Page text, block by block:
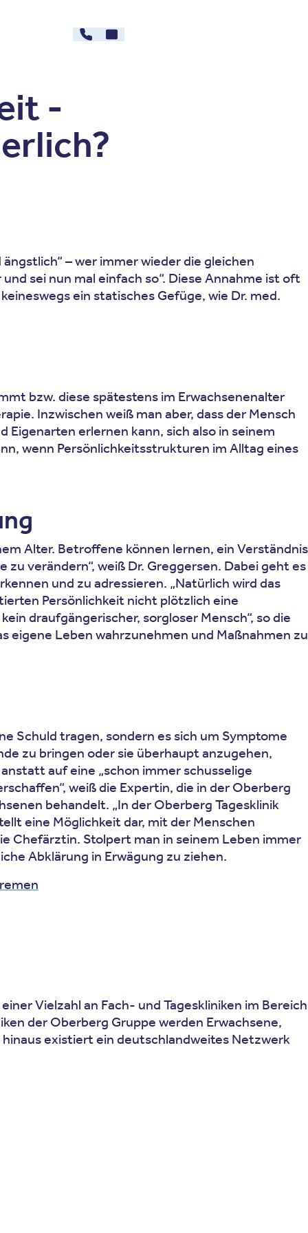
030 - 26478607
Kontakt
-
– wer immer wieder die gleichen
sei nun mal einfach so“. Diese Annahme ist oft
ein statisches Gefüge, wie Dr. med.
bzw. diese spätestens im Erwachsenenalter
Inzwischen weiß man aber, dass der Mensch
erlernen kann, sich also in seinem
wenn Persönlichkeitsstrukturen im Alltag eines
Alter. Betroffene können lernen, ein Verständnis
verändern“, weiß Dr. Greggersen. Dabei geht es
und zu adressieren. „Natürlich wird das
Persönlichkeit nicht plötzlich eine
draufgängerischer, sorgloser Mensch“, so die
eigene Leben wahrzunehmen und Maßnahmen zu
Schuld tragen, sondern es sich um Symptome
zu bringen oder sie überhaupt anzugehen,
auf eine „schon immer schusselige
weiß die Expertin, die in der Oberberg
behandelt. „In der Oberberg Tagesklinik
eine Möglichkeit dar, mit der Menschen
Chefärztin. Stolpert man in seinem Leben immer
Abklärung in Erwägung zu ziehen.
Vielzahl an Fach- und Tageskliniken im Bereich
der Oberberg Gruppe werden Erwachsene,
existiert ein deutschlandweites Netzwerk